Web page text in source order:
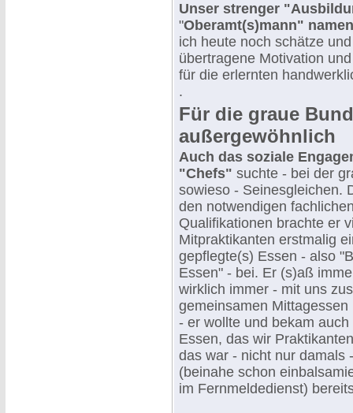
Unser strenger
"Oberamt(s)mann"
ich heute noch schätze
übertragene Motivation
für die erlernten
.
Für die graue
außergewöhnlich
Auch das soziale
"Chefs" suchte - bei der
sowieso - Seinesgleichen.
den notwendigen
Qualifikationen brachte er
Mitpraktikanten erstmalig
gepflegte(s) Essen - also
Essen" - bei. Er (s)aß
wirklich immer - mit uns
gemeinsamen Mittagessen
- er wollte und bekam
Essen, das wir
das war - nicht nur damals
(beinahe schon
im Fernmeldedienst)